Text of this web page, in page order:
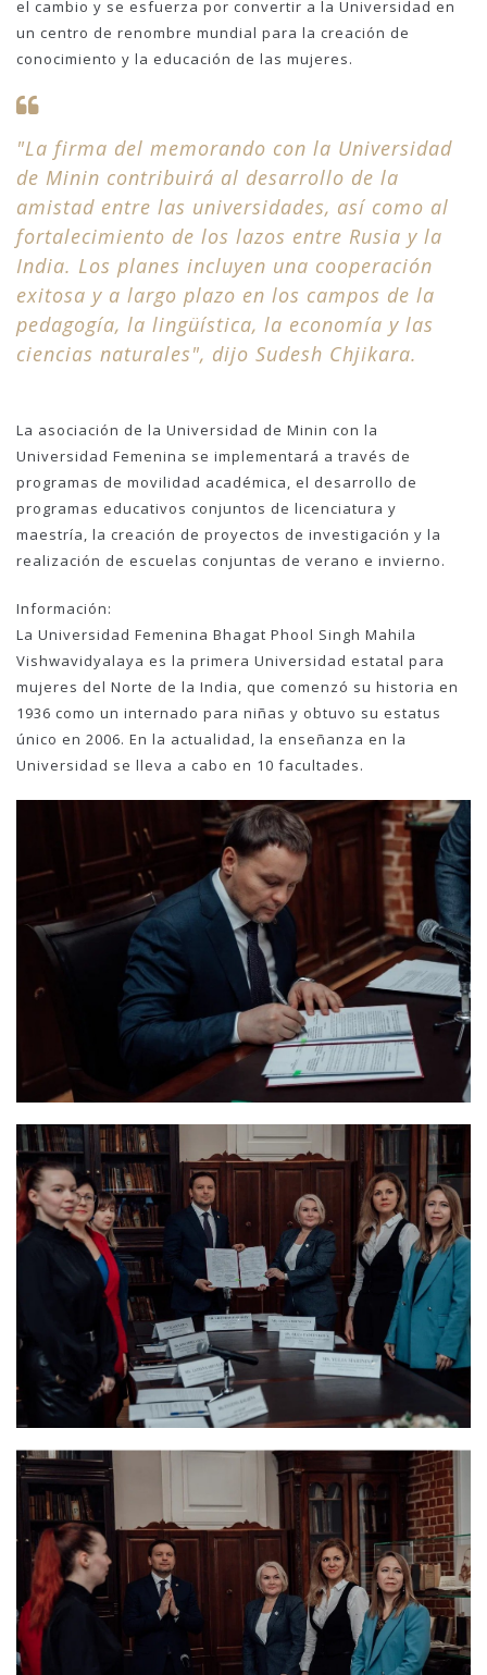
el cambio y se esfuerza por convertir a la Universidad en
un centro de renombre mundial para la creación de
conocimiento y la educación de las mujeres.
"La firma del memorando con la Universidad
de Minin contribuirá al desarrollo de la
amistad entre las universidades, así como al
fortalecimiento de los lazos entre Rusia y la
India. Los planes incluyen una cooperación
exitosa y a largo plazo en los campos de la
pedagogía, la lingüística, la economía y las
ciencias naturales", dijo Sudesh Chjikara.
La asociación de la Universidad de Minin con la
Universidad Femenina se implementará a través de
programas de movilidad académica, el desarrollo de
programas educativos conjuntos de licenciatura y
maestría, la creación de proyectos de investigación y la
realización de escuelas conjuntas de verano e invierno.
Información:
La Universidad Femenina Bhagat Phool Singh Mahila
Vishwavidyalaya es la primera Universidad estatal para
mujeres del Norte de la India, que comenzó su historia en
1936 como un internado para niñas y obtuvo su estatus
único en 2006. En la actualidad, la enseñanza en la
Universidad se lleva a cabo en 10 facultades.